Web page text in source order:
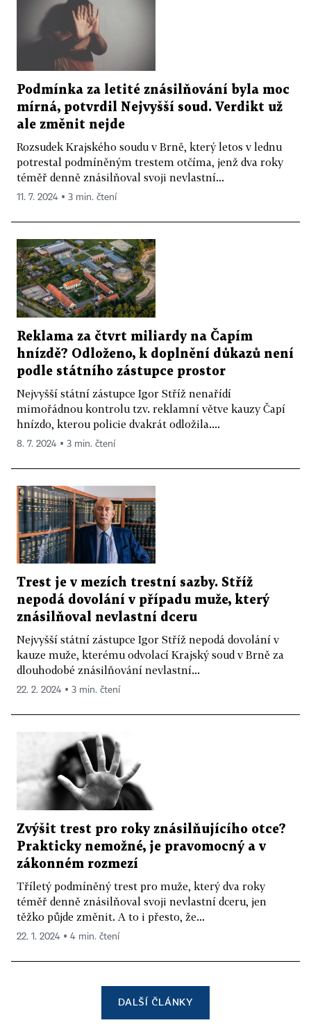
Podmínka za letité znásilňování byla moc
mírná, potvrdil Nejvyšší soud. Verdikt už
ale změnit nejde
Rozsudek Krajského soudu v Brně, který letos v lednu
potrestal podmíněným trestem otčíma, jenž dva roky
téměř denně znásilňoval svoji nevlastní...
11. 7. 2024 ▪ 3 min. čtení
Reklama za čtvrt miliardy na Čapím
hnízdě? Odloženo, k doplnění důkazů není
podle státního zástupce prostor
Nejvyšší státní zástupce Igor Stříž nenařídí
mimořádnou kontrolu tzv. reklamní větve kauzy Čapí
hnízdo, kterou policie dvakrát odložila....
8. 7. 2024 ▪ 3 min. čtení
Trest je v mezích trestní sazby. Stříž
nepodá dovolání v případu muže, který
znásilňoval nevlastní dceru
Nejvyšší státní zástupce Igor Stříž nepodá dovolání v
kauze muže, kterému odvolací Krajský soud v Brně za
dlouhodobé znásilňování nevlastní...
22. 2. 2024 ▪ 3 min. čtení
Zvýšit trest pro roky znásilňujícího otce?
Prakticky nemožné, je pravomocný a v
zákonném rozmezí
Tříletý podmíněný trest pro muže, který dva roky
téměř denně znásilňoval svoji nevlastní dceru, jen
těžko půjde změnit. A to i přesto, že...
22. 1. 2024 ▪ 4 min. čtení
DALŠÍ ČLÁNKY